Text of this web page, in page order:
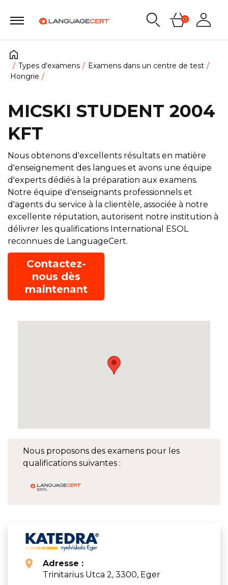
0
Types d'examens
Examens dans un centre de test
Hongrie
Nous proposons des examens pour les
qualifications suivantes :
Adresse :
Trinitarius Utca 2, 3300, Eger
MICSKI STUDENT 2004
KFT
Nous obtenons d'excellents résultats en matière
d'enseignement des langues et avons une équipe
d'experts dédiés à la préparation aux examens.
Notre équipe d'enseignants professionnels et
d'agents du service à la clientèle, associée à notre
excellente réputation, autorisent notre institution à
délivrer les qualifications International ESOL
reconnues de LanguageCert.
Contactez-
nous dès
maintenant